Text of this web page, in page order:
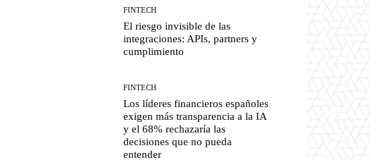
FINTECH
El riesgo invisible de las
integraciones: APIs, partners y
cumplimiento
FINTECH
Los líderes financieros españoles
exigen más transparencia a la IA
y el 68% rechazaría las
decisiones que no pueda
entender